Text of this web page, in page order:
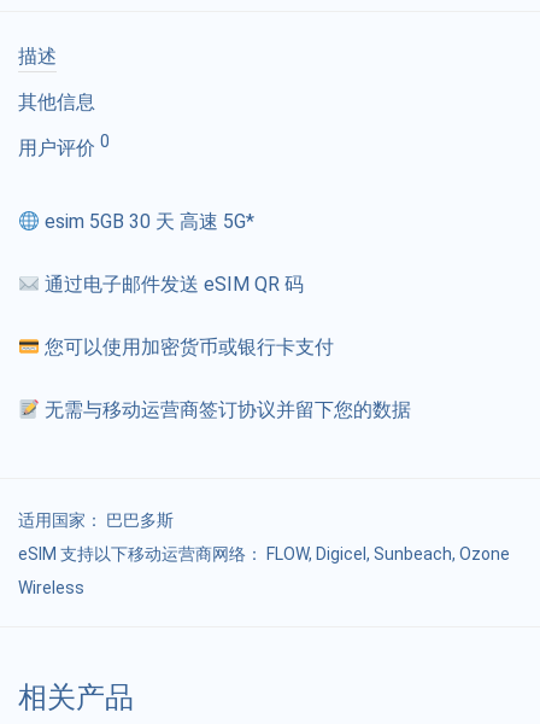
描述
其他信息
用户评价 0
esim 5GB 30 天 高速 5G*
通过电子邮件发送 eSIM QR 码
您可以使用加密货币或银行卡支付
无需与移动运营商签订协议并留下您的数据
适用国家： 巴巴多斯
eSIM 支持以下移动运营商网络： FLOW, Digicel, Sunbeach, Ozone
Wireless
相关产品